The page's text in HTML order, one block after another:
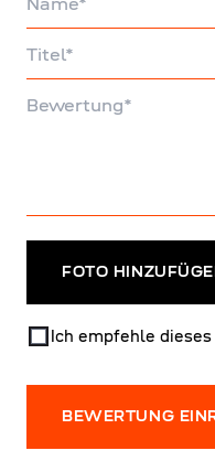
FOTO
Ich empfehle
BEWERTUNG